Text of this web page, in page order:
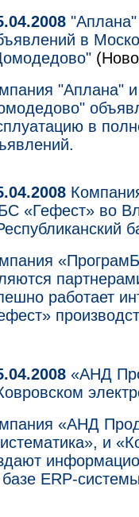
"Аплана"
в
"Аплана"
в
«Гефест» во
работает
«АНД
«АНД
и
ERP-